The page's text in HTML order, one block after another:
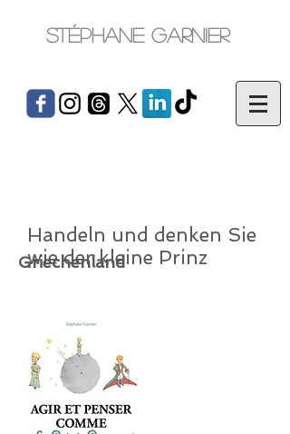
Stéphane Garnier
Handeln und denken Sie
wie der kleine Prinz
Griechenland